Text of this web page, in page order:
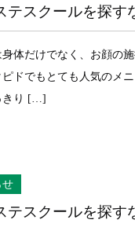
テスクールを探す
体だけでなく、お顔の
ピドでもとても人気の
きり […]
せ
テスクールを探す